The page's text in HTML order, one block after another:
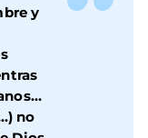
y
no